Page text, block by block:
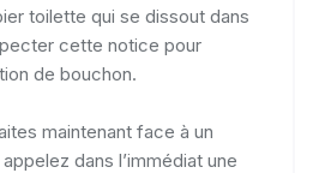
toilette qui se dissout dans
cette notice pour
de bouchon.
maintenant face à un
dans l’immédiat une